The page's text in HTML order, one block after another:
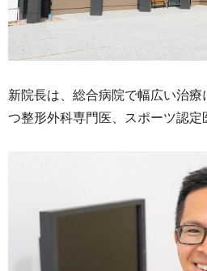
新院長は、総合病院で幅広い治
つ整形外科専門医、スポーツ認定